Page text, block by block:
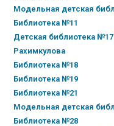
Модельная детская
Библиотека №11
Детская библиотека
Рахимкулова
Библиотека №18
Библиотека №19
Библиотека №21
Модельная детская
Библиотека №28